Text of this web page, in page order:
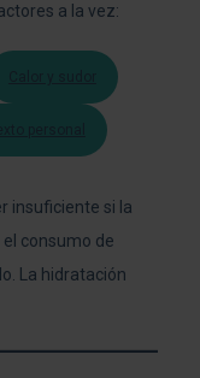
a la vez:
insuficiente si la
consumo de
La hidratación